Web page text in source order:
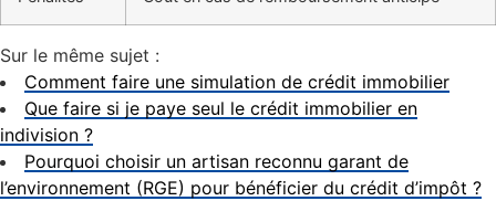
Sur le même sujet :
Comment faire une simulation de crédit immobilier
Que faire si je paye seul le crédit immobilier en
indivision ?
Pourquoi choisir un artisan reconnu garant de
l’environnement (RGE) pour bénéficier du crédit d’impôt ?